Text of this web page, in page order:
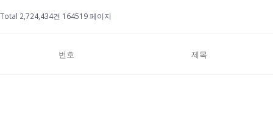
Total 2,724,434건 164519 페이지
번호 제목